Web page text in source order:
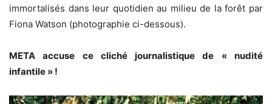
immortalisés dans leur quotidien au milieu de la forêt par
Fiona Watson (photographie ci-dessous).
META accuse ce cliché journalistique de « nudité
infantile » !